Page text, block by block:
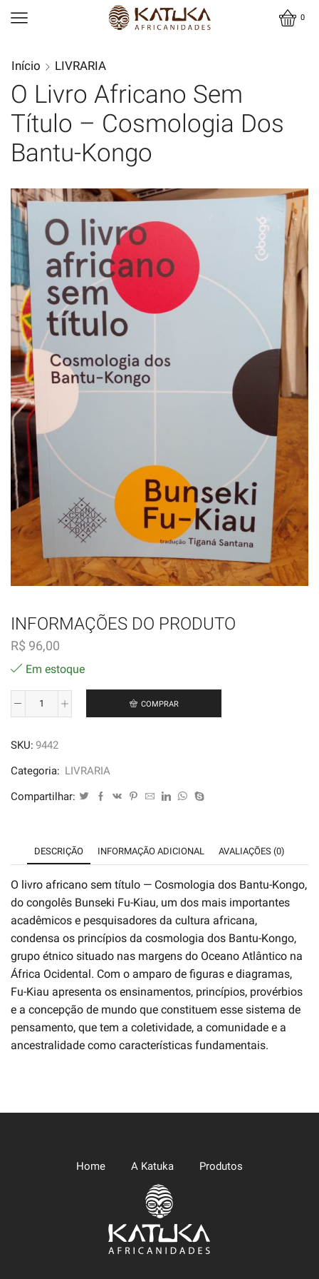
0
Início LIVRARIA
O Livro Africano Sem
Título – Cosmologia Dos
Bantu-Kongo
INFORMAÇÕES DO PRODUTO
R$ 96,00
Em estoque
Africano
Sem
Bantu-
Kongo
quantidade
COMPRAR
SKU: 9442
Categoria: LIVRARIA
Compartilhar:
DESCRIÇÃO INFORMAÇÃO ADICIONAL AVALIAÇÕES (0)
O livro africano sem título — Cosmologia dos Bantu-Kongo,
do congolês Bunseki Fu-Kiau, um dos mais importantes
acadêmicos e pesquisadores da cultura africana,
condensa os princípios da cosmologia dos Bantu-Kongo,
grupo étnico situado nas margens do Oceano Atlântico na
África Ocidental. Com o amparo de figuras e diagramas,
Fu-Kiau apresenta os ensinamentos, princípios, provérbios
e a concepção de mundo que constituem esse sistema de
pensamento, que tem a coletividade, a comunidade e a
ancestralidade como características fundamentais.
Home A Katuka Produtos